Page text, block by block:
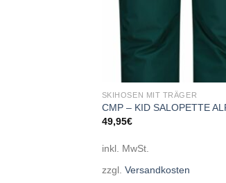
SKIHOSEN MIT TRÄGER
CMP – KID SALOPETTE
49,95€
inkl. MwSt.
zzgl. Versandkosten